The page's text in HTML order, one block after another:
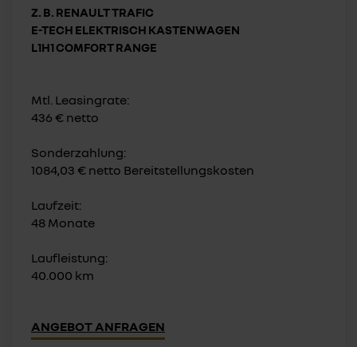
Z. B. RENAULT TRAFIC
E-TECH ELEKTRISCH KASTENWAGEN
L1H1 COMFORT RANGE
Mtl. Leasingrate:
436 € netto
Sonderzahlung:
1084,03 € netto Bereitstellungskosten
Laufzeit:
48 Monate
Laufleistung:
40.000 km
ANGEBOT ANFRAGEN